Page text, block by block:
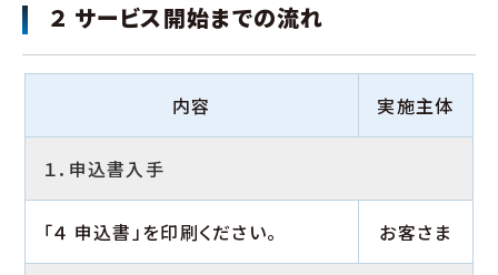
２ サービス開始までの流れ
内容 実施主体
１．申込書入手
「４ 申込書」を印刷ください。 お客さま